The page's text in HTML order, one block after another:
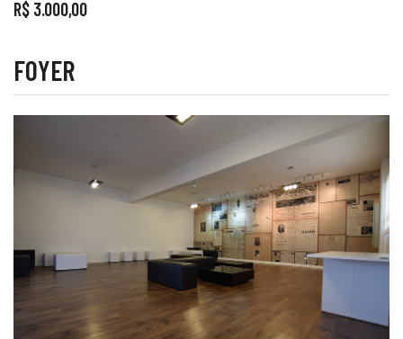
R$ 3.000,00
FOYER